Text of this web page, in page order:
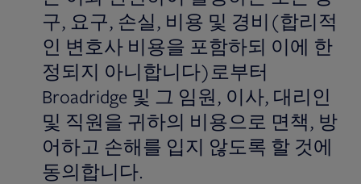
구, 요구, 손실, 비용 및 경비(합리적
인 변호사 비용을 포함하되 이에 한
정되지 아니합니다)로부터
Broadridge 및 그 임원, 이사, 대리인
및 직원을 귀하의 비용으로 면책, 방
어하고 손해를 입지 않도록 할 것에
동의합니다.